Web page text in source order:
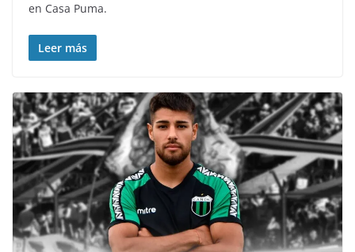
en Casa Puma.
Leer más